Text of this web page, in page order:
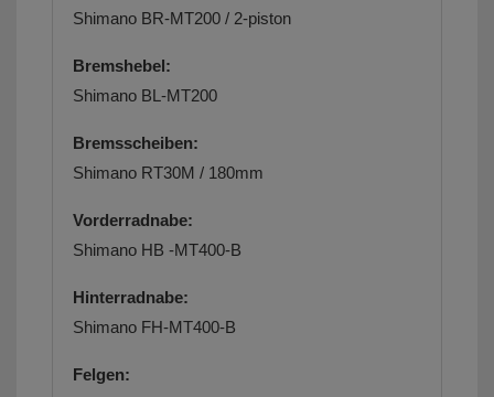
Shimano BR-MT200 / 2-piston
Bremshebel:
Shimano BL-MT200
Bremsscheiben:
Shimano RT30M / 180mm
Vorderradnabe:
Shimano HB -MT400-B
Hinterradnabe:
Shimano FH-MT400-B
Felgen: